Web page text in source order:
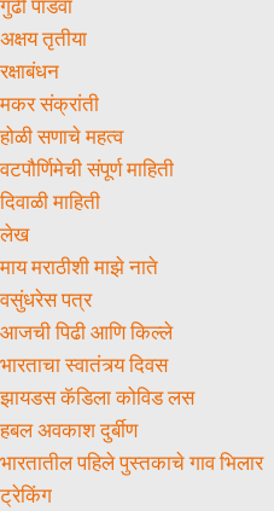
गुढी पाडवा
अक्षय तृतीया
रक्षाबंधन
मकर संक्रांती
होळी सणाचे महत्व
वटपौर्णिमेची संपूर्ण माहिती
दिवाळी माहिती
लेख
माय मराठीशी माझे नाते
वसुंधरेस पत्र
आजची पिढी आणि किल्ले
भारताचा स्वातंत्र्य दिवस
झायडस कॅडिला कोविड लस
हबल अवकाश दुर्बीण
भारतातील पहिले पुस्तकाचे गाव भिलार
ट्रेकिंग